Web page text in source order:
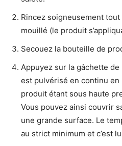
Rincez soigneusement
mouillé (le produit
Secouez la bouteille de
Appuyez sur la gâchette
est pulvérisé en continu
produit étant sous haute
Vous pouvez ainsi couvrir
une grande surface. Le
au strict minimum et c’est